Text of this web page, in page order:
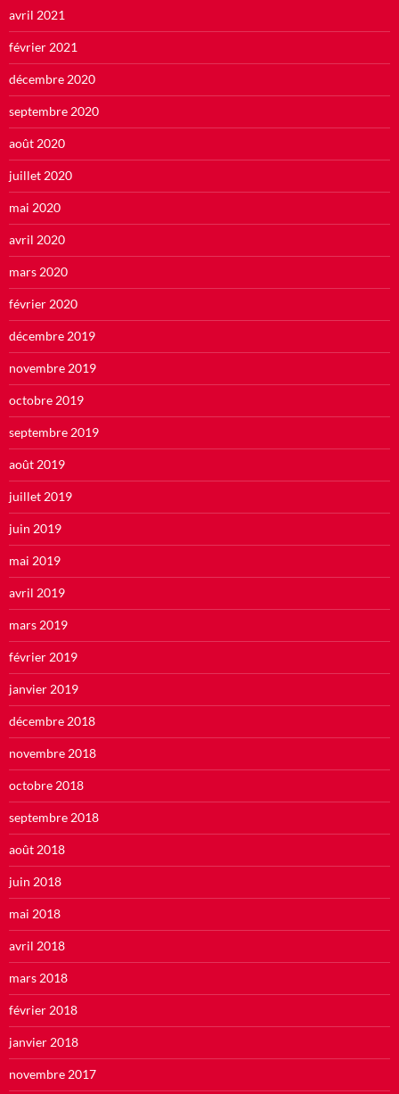
avril 2021
février 2021
décembre 2020
septembre 2020
août 2020
juillet 2020
mai 2020
avril 2020
mars 2020
février 2020
décembre 2019
novembre 2019
octobre 2019
septembre 2019
août 2019
juillet 2019
juin 2019
mai 2019
avril 2019
mars 2019
février 2019
janvier 2019
décembre 2018
novembre 2018
octobre 2018
septembre 2018
août 2018
juin 2018
mai 2018
avril 2018
mars 2018
février 2018
janvier 2018
novembre 2017